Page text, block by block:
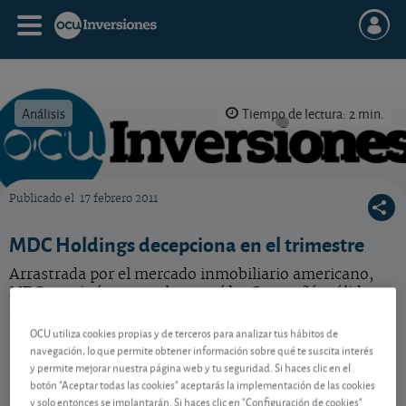
Análisis Tiempo de lectura: 2 min.
Publicado el 17 febrero 2011
MDC Holdings decepciona en el trimestre
Arrastrada por el mercado inmobiliario americano,
MDC continúa con su larga caída. Compañía sólida y
Contenido reservado a SOCIOS
OCU utiliza cookies propias y de terceros para analizar tus hábitos de
navegación, lo que permite obtener información sobre qué te suscita interés
y permite mejorar nuestra página web y tu seguridad. Si haces clic en el
botón "Aceptar todas las cookies" aceptarás la implementación de las cookies
y solo entonces se implantarán. Si haces clic en "Configuración de cookies"